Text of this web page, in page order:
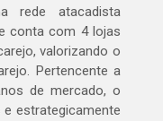
rede atacadista
conta com 4 lojas
valorizando o
Pertencente a
de mercado, o
estrategicamente